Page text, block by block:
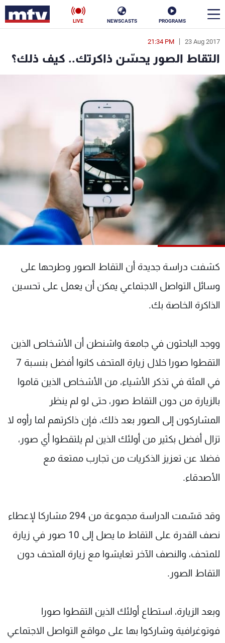
PROGRAMS
NEWSCASTS
LIVE
23 Aug 2017
21:34 PM
التقاط الصور يحسّن ذاكرتك.. كيف ذلك؟
كشفت دراسة جديدة أن التقاط الصور وطرحها على
وسائل التواصل الاجتماعي يمكن أن يعمل على تحسين
الذاكرة الخاصة بك.
ووجد الباحثون في جامعة واشنطن أن الأشخاص الذين
التقطوا صورا خلال زيارة المتحف كانوا أفضل بنسبة 7
في المئة في تذكر الأشياء، من الأشخاص الذين قاموا
بالزيارة من دون التقاط صور، حتى لو لم ينظر
المشاركون إلى الصور بعد ذلك، فإن ذاكرتهم لما رأوه لا
تزال أفضل بكثير من أولئك الذين لم يلتقطوا أي صور،
فضلا عن تعزيز الذكريات من تجارب ممتعة مع
الأصدقاء.
وقد قسّمت الدراسة مجموعة من 294 مشاركا لإعطاء
نصف القدرة على التقاط ما يصل إلى 10 صور في زيارة
للمتحف، والنصف الآخر تعايشوا مع زيارة المتحف دون
التقاط الصور.
وبعد الزيارة، استطاع أولئك الذين التقطوا صورا
فوتوغرافية وشاركوا بها على مواقع التواصل الاجتماعي
en
الأخبار
سياسة
إقتصاد فن
رياضة
كأس العالم
جدول البرامج
شاهد البرامج
عن MTV
الإنـتـاج
لاعلاناتكم
وظائف
تواصل معنا